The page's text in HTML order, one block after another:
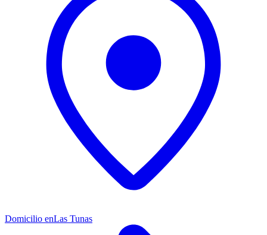
Domicilio enLas Tunas